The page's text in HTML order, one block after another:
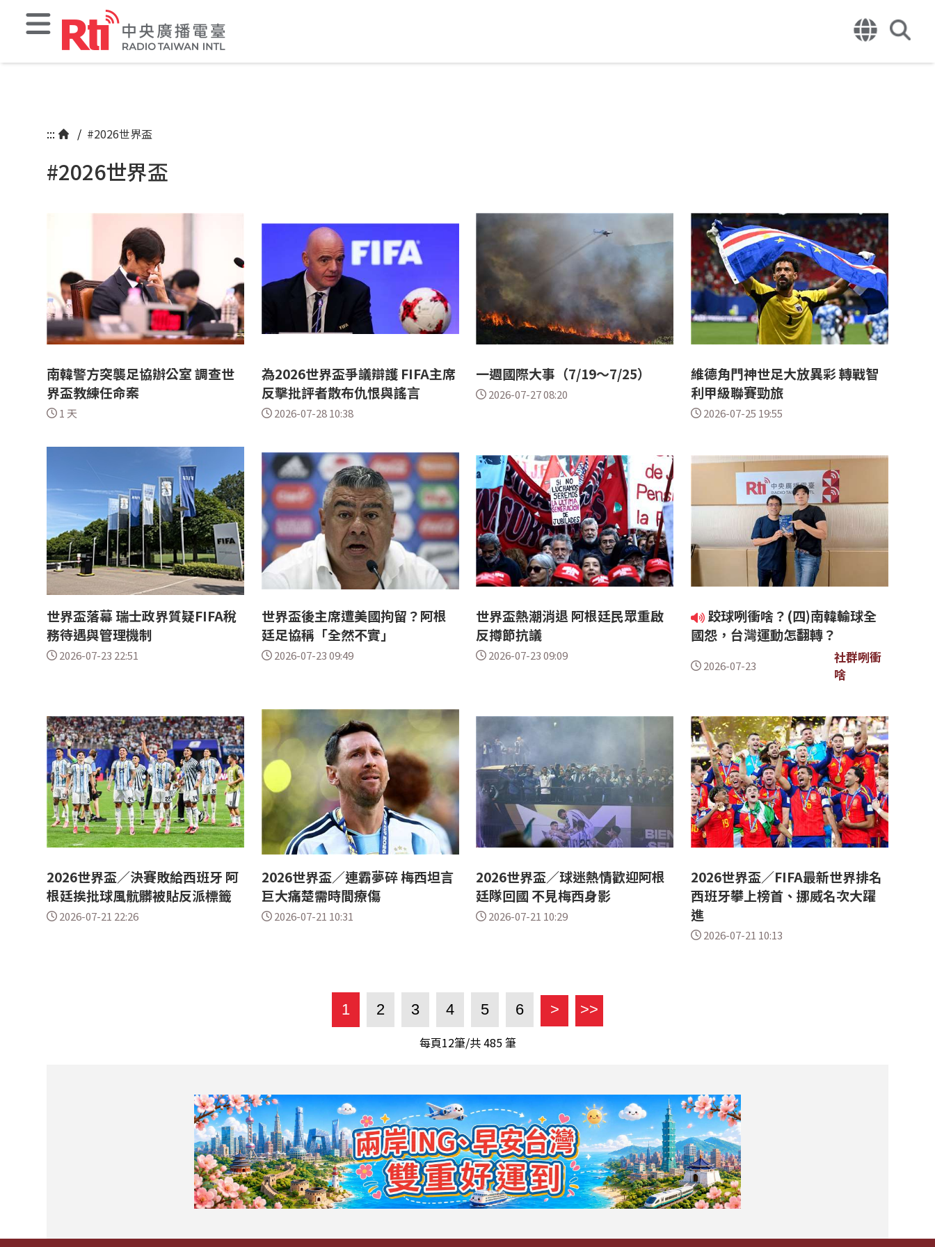
::: / #2026世界盃
#2026世界盃
南韓警方突襲足協辦公室 調查世
界盃教練任命案
1 天
為2026世界盃爭議辯護 FIFA主席
反擊批評者散布仇恨與謠言
2026-07-28 10:38
一週國際大事（7/19～7/25）
2026-07-27 08:20
維德角門神世足大放異彩 轉戰智
利甲級聯賽勁旅
2026-07-25 19:55
世界盃落幕 瑞士政界質疑FIFA稅
務待遇與管理機制
2026-07-23 22:51
世界盃後主席遭美國拘留？阿根
廷足協稱「全然不實」
2026-07-23 09:49
世界盃熱潮消退 阿根廷民眾重啟
反撙節抗議
2026-07-23 09:09
跤球咧衝啥？(四)南韓輸球全
國怨，台灣運動怎翻轉？
2026-07-23
社群咧衝
啥
2026世界盃／決賽敗給西班牙 阿
根廷挨批球風骯髒被貼反派標籤
2026-07-21 22:26
2026世界盃／連霸夢碎 梅西坦言
巨大痛楚需時間療傷
2026-07-21 10:31
2026世界盃／球迷熱情歡迎阿根
廷隊回國 不見梅西身影
2026-07-21 10:29
2026世界盃／FIFA最新世界排名
西班牙攀上榜首、挪威名次大躍
進
2026-07-21 10:13
1 2 3 4 5 6 > >>
每頁12筆/共485筆